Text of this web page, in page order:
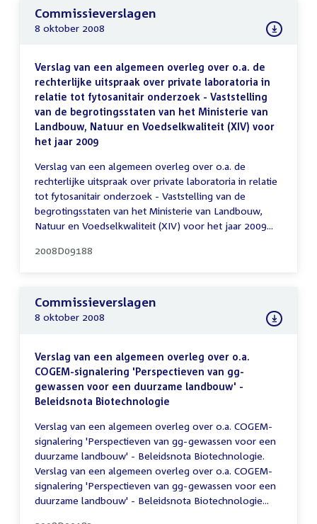
Commissieverslagen
8 oktober 2008
Verslag van een algemeen overleg over o.a. de
rechterlijke uitspraak over private laboratoria in
relatie tot fytosanitair onderzoek - Vaststelling
van de begrotingsstaten van het Ministerie van
Landbouw, Natuur en Voedselkwaliteit (XIV) voor
het jaar 2009
Verslag van een algemeen overleg over o.a. de
rechterlijke uitspraak over private laboratoria in relatie
tot fytosanitair onderzoek - Vaststelling van de
begrotingsstaten van het Ministerie van Landbouw,
Natuur en Voedselkwaliteit (XIV) voor het jaar 2009...
2008D09188
Commissieverslagen
8 oktober 2008
Verslag van een algemeen overleg over o.a.
COGEM-signalering 'Perspectieven van gg-
gewassen voor een duurzame landbouw' -
Beleidsnota Biotechnologie
Verslag van een algemeen overleg over o.a. COGEM-
signalering 'Perspectieven van gg-gewassen voor een
duurzame landbouw' - Beleidsnota Biotechnologie.
Verslag van een algemeen overleg over o.a. COGEM-
signalering 'Perspectieven van gg-gewassen voor een
duurzame landbouw' - Beleidsnota Biotechnologie...